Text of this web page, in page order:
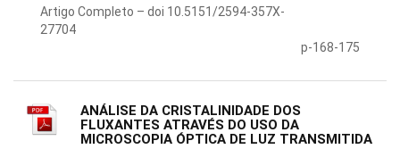
Artigo Completo – doi 10.5151/2594-357X-
27704
p-168-175
ANÁLISE DA CRISTALINIDADE DOS
FLUXANTES ATRAVÉS DO USO DA
MICROSCOPIA ÓPTICA DE LUZ TRANSMITIDA